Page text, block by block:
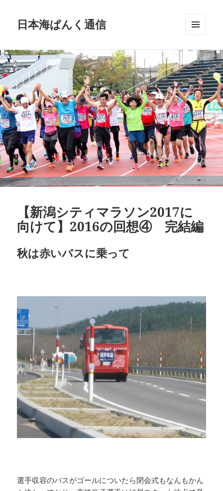
日本海ぱんく通信
ーとウ
ィジェ
ット
【新潟シティマラソン2017に
向けて】2016の回想④ 完結編
秋は赤いバスに乗って
選手収容のバスがゴールについたら閉会式もなんもかん